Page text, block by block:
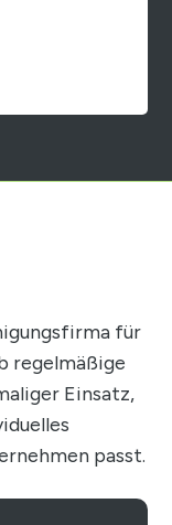
für
regelmäßige
Einsatz,
passt.